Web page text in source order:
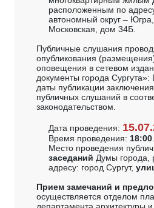
расположенным по
автономный округ –
Московская, дом 34Б.
Публичные слушания
опубликования
оповещения в сетевом
документы города Сургута»:
даты публикации
публичных слушаний в
законодательством.
Дата проведения:
Время проведения: 18:00.
Место проведения
заседаний Думы города,
адресу: город Сургут,
Прием замечаний и
осуществляется отделом